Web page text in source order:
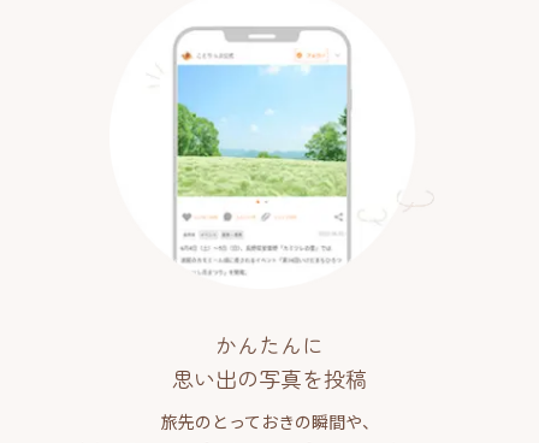
かんたんに
思い出の写真を投稿
旅先のとっておきの瞬間や、